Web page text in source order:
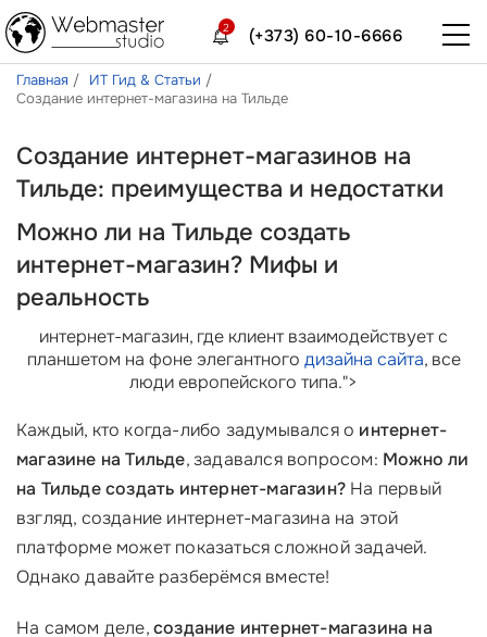
(+373) 60-10-6666
2
Главная
ИТ Гид & Статьи
Создание интернет-магазина на Тильде
Создание интернет-магазинов на
Тильде: преимущества и недостатки
Можно ли на Тильде создать
интернет-магазин? Мифы и
реальность
интернет-магазин, где клиент взаимодействует с
планшетом на фоне элегантного дизайна сайта, все
люди европейского типа.">
Каждый, кто когда-либо задумывался о интернет-
магазине на Тильде, задавался вопросом: Можно ли
на Тильде создать интернет-магазин? На первый
взгляд, создание интернет-магазина на этой
платформе может показаться сложной задачей.
Однако давайте разберёмся вместе!
На самом деле,создание интернет-магазина на